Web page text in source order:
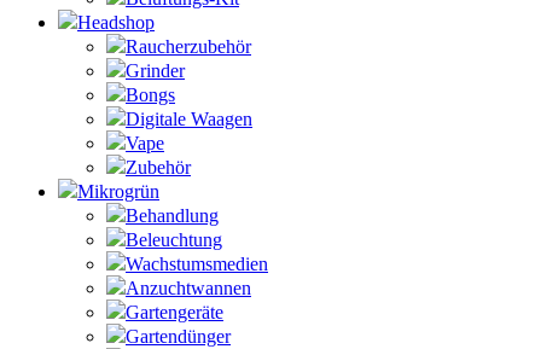
Headshop
Raucherzubehör
Grinder
Bongs
Digitale Waagen
Vape
Zubehör
Mikrogrün
Behandlung
Beleuchtung
Wachstumsmedien
Anzuchtwannen
Gartengeräte
Gartendünger